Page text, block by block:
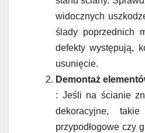
widocznych
ślady poprzednich
defekty występują,
usunięcie.
Demontaż
: Jeśli na ścianie
dekoracyjne,
przypodłogowe czy